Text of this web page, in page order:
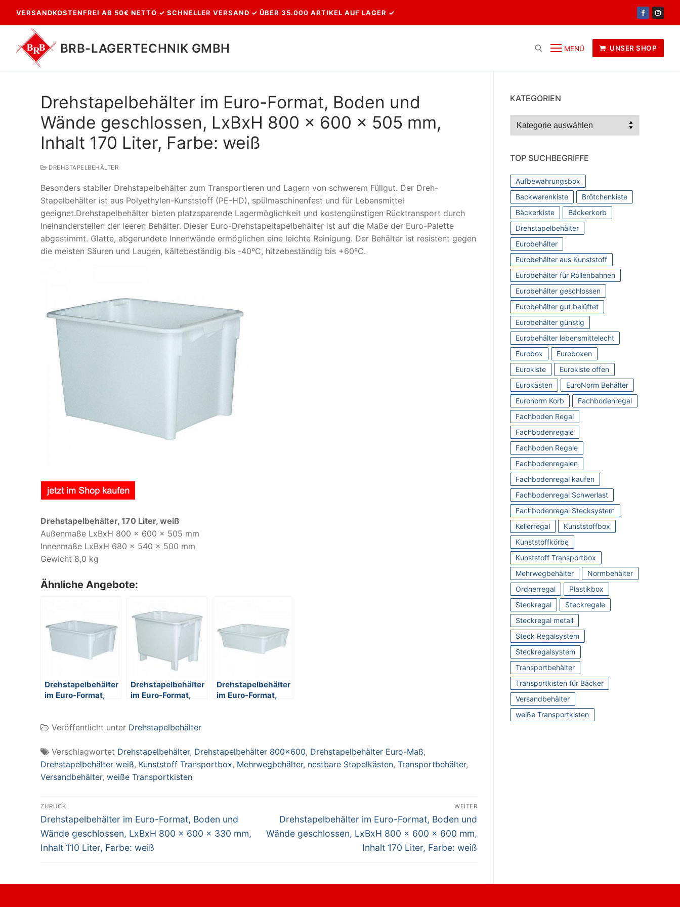
Inhalt
springen
VERSANDKOSTENFREI AB 50€ NETTO ✓ SCHNELLER VERSAND ✓ ÜBER 35.000 ARTIKEL AUF LAGER ✓
BRB-LAGERTECHNIK GMBH MENÜ UNSER SHOP
nach:
Drehstapelbehälter im Euro-Format, Boden und
Wände geschlossen, LxBxH 800 x 600 x 505 mm,
Inhalt 170 Liter, Farbe: weiß
DREHSTAPELBEHÄLTER
Besonders stabiler Drehstapelbehälter zum Transportieren und Lagern von schwerem Füllgut. Der Dreh-
Stapelbehälter ist aus Polyethylen-Kunststoff (PE-HD), spülmaschinenfest und für Lebensmittel
geeignet.Drehstapelbehälter bieten platzsparende Lagermöglichkeit und kostengünstigen Rücktransport durch
Ineinanderstellen der leeren Behälter. Dieser Euro-Drehstapeltapelbehälter ist auf die Maße der Euro-Palette
abgestimmt. Glatte, abgerundete Innenwände ermöglichen eine leichte Reinigung. Der Behälter ist resistent gegen
die meisten Säuren und Laugen, kältebeständig bis -40ºC, hitzebeständig bis +60ºC.
Drehstapelbehälter, 170 Liter, weiß
Außenmaße LxBxH 800 x 600 x 505 mm
Innenmaße LxBxH 680 x 540 x 500 mm
Gewicht 8,0 kg
Ähnliche Angebote:
Drehstapelbehälter
im Euro-Format,
LxBxH 800 x 600 x
Liter, Farbe: weiß
Drehstapelbehälter
im Euro-Format,
LxBxH 800 x 600 x
Liter, Farbe: weiß
Drehstapelbehälter
im Euro-Format,
Farbe: weiß
Veröffentlicht unter Drehstapelbehälter
Verschlagwortet Drehstapelbehälter, Drehstapelbehälter 800x600, Drehstapelbehälter Euro-Maß,
Drehstapelbehälter weiß, Kunststoff Transportbox, Mehrwegbehälter, nestbare Stapelkästen, Transportbehälter,
Versandbehälter, weiße Transportkisten
Beitragsnavigation
ZURÜCK
Vorheriger
Beitrag:
Drehstapelbehälter im Euro-Format, Boden und
Wände geschlossen, LxBxH 800 x 600 x 330 mm,
Inhalt 110 Liter, Farbe: weiß
WEITER
Nächster
Beitrag:
Drehstapelbehälter im Euro-Format, Boden und
Wände geschlossen, LxBxH 800 x 600 x 600 mm,
Inhalt 170 Liter, Farbe: weiß
KATEGORIEN
Kategorien
TOP SUCHBEGRIFFE
Aufbewahrungsbox
Backwarenkiste
Brötchenkiste
Bäckerkiste
Bäckerkorb
Drehstapelbehälter
Eurobehälter
Eurobehälter aus Kunststoff
Eurobehälter für Rollenbahnen
Eurobehälter geschlossen
Eurobehälter gut belüftet
Eurobehälter günstig
Eurobehälter lebensmittelecht
Eurobox
Euroboxen
Eurokiste
Eurokiste offen
Eurokästen
EuroNorm Behälter
Euronorm Korb
Fachbodenregal
Fachboden Regal
Fachbodenregale
Fachboden Regale
Fachbodenregalen
Fachbodenregal kaufen
Fachbodenregal Schwerlast
Fachbodenregal Stecksystem
Kellerregal
Kunststoffbox
Kunststoffkörbe
Kunststoff Transportbox
Mehrwegbehälter
Normbehälter
Ordnerregal
Plastikbox
Steckregal
Steckregale
Steckregal metall
Steck Regalsystem
Steckregalsystem
Transportbehälter
Transportkisten für Bäcker
Versandbehälter
weiße Transportkisten